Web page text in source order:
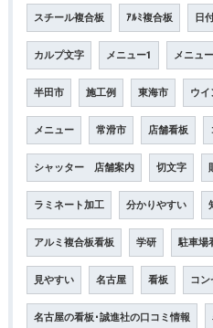
スチール複合板 ｱﾙﾐ複合板 日
カルプ文字 メニュー1 メニュ
半田市 施工例 東海市 ウイ
メニュー 常滑市 店舗看板
シャッター 店舗案内 切文字
ラミネート加工 分かりやすい
アルミ複合板看板 学研 駐車場
見やすい 名古屋 看板 コン
名古屋の看板･誠進社の口コミ情報